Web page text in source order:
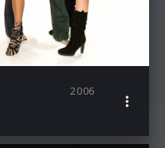
2006